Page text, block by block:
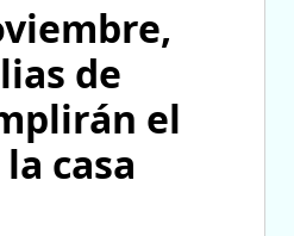
de
el
casa